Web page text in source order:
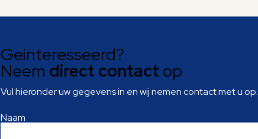
Geinteresseerd?
Neem direct contact op
Vul hieronder uw gegevens in en wij nemen contact met u op.
Naam